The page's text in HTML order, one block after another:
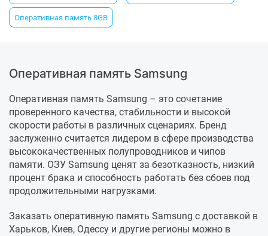
Оперативная память 8GB
Оперативная память Samsung
Оперативная память Samsung – это сочетание
проверенного качества, стабильности и высокой
скорости работы в различных сценариях. Бренд
заслуженно считается лидером в сфере производства
высококачественных полупроводников и чипов
памяти. ОЗУ Samsung ценят за безотказность, низкий
процент брака и способность работать без сбоев под
продолжительными нагрузками.
Заказать оперативную память Samsung с доставкой в
Харьков, Киев, Одессу и другие регионы можно в